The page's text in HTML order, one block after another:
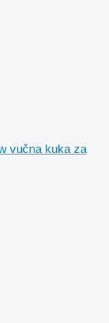
vučna kuka za